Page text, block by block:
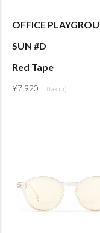
OFFICE
SUN #D
Red Tape
¥7,920